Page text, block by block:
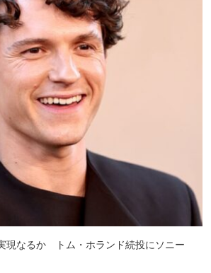
現なるか トム・ホランド続投にソニー